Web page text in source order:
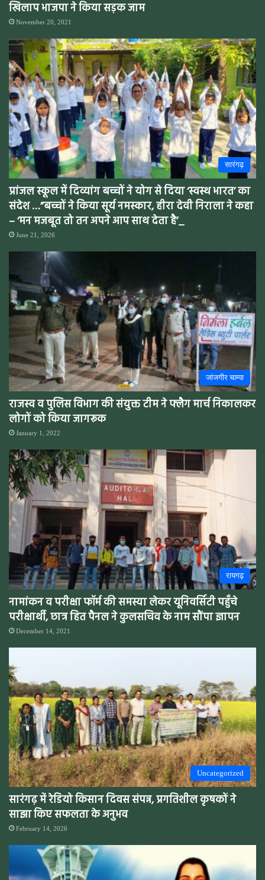
खिलाप भाजपा ने किया सड़क जाम
November 20, 2021
सारंगढ़
प्रांजल स्कूल में दिव्यांग बच्चों ने योग से दिया ‘स्वस्थ भारत’ का
संदेश …”बच्चों ने किया सूर्य नमस्कार, हीरा देवी निराला ने कहा
– ‘मन मजबूत तो तन अपने आप साथ देता है’_
June 21, 2026
जांजगीर चाम्पा
राजस्व व पुलिस विभाग की संयुक्त टीम ने फ्लैग मार्च निकालकर
लोगों को किया जागरूक
January 1, 2022
रायगढ़
नामांकन व परीक्षा फॉर्म की समस्या लेकर यूनिवर्सिटी पहुँचे
परीक्षार्थी, छात्र हित पैनल ने कुलसचिव के नाम सौंपा ज्ञापन
December 14, 2021
Uncategorized
सारंगढ़ में रेडियो किसान दिवस संपन्न, प्रगतिशील कृषकों ने
साझा किए सफलता के अनुभव
February 14, 2026